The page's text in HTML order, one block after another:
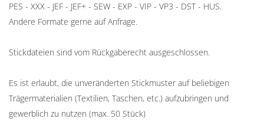
PES - XXX - JEF - JEF+ - SEW - EXP - VIP - VP3 - DST - HUS.
Andere Formate gerne auf Anfrage.
Stickdateien sind vom Rückgaberecht ausgeschlossen.
Es ist erlaubt, die unveränderten Stickmuster auf beliebigen
Trägermaterialien (Textilien, Taschen, etc.) aufzubringen und
gewerblich zu nutzen (max. 50 Stück)